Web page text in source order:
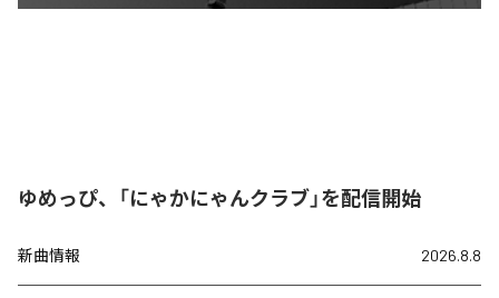
ゆめっぴ、「にゃかにゃんクラブ」を配信開始
新曲情報 2026.8.8